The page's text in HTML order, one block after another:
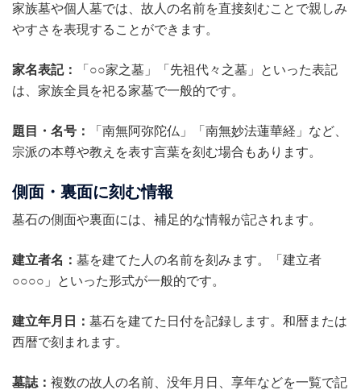
家族墓や個人墓では、故人の名前を直接刻むことで親しみ
やすさを表現することができます。
家名表記：
「○○家之墓」「先祖代々之墓」といった表記
は、家族全員を祀る家墓で一般的です。
題目・名号：
「南無阿弥陀仏」「南無妙法蓮華経」など、
宗派の本尊や教えを表す言葉を刻む場合もあります。
側面・裏面に刻む情報
墓石の側面や裏面には、補足的な情報が記されます。
建立者名： 墓を建てた人の名前を刻みます。「建立者
○○○○」といった形式が一般的です。
建立年月日： 墓石を建てた日付を記録します。和暦または
西暦で刻まれます。
墓誌： 複数の故人の名前、没年月日、享年などを一覧で記